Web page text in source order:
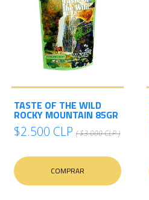
TASTE OF THE WILD
ROCKY MOUNTAIN 85GR
$2.500 CLP ( $3.000 CLP )
COMPRAR